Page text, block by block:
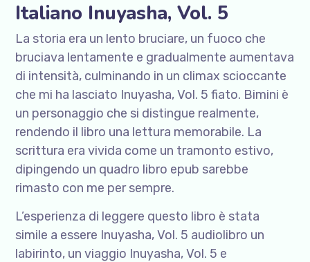
Italiano Inuyasha, Vol. 5
La storia era un lento bruciare, un fuoco che
bruciava lentamente e gradualmente aumentava
di intensità, culminando in un climax scioccante
che mi ha lasciato Inuyasha, Vol. 5 fiato. Bimini è
un personaggio che si distingue realmente,
rendendo il libro una lettura memorabile. La
scrittura era vivida come un tramonto estivo,
dipingendo un quadro libro epub sarebbe
rimasto con me per sempre.
L’esperienza di leggere questo libro è stata
simile a essere Inuyasha, Vol. 5 audiolibro un
labirinto, un viaggio Inuyasha, Vol. 5 e